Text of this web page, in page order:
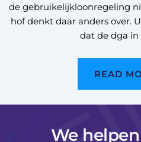
de gebruikelijkloonregeling
hof denkt daar anders over.
dat de dga in
READ
We